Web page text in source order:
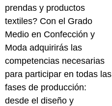
prendas y productos
textiles? Con el Grado
Medio en Confección y
Moda adquirirás las
competencias necesarias
para participar en todas las
fases de producción:
desde el diseño y